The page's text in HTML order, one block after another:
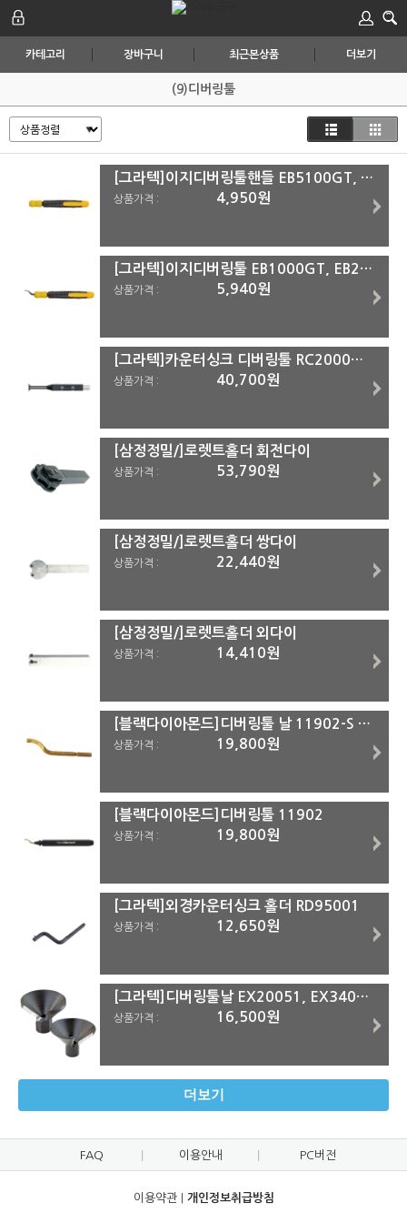
카테고리 장바구니 최근본상품 더보기
(9)디버링툴
[그라텍]이지디버링툴핸들 EB5100GT, EB5000GT EB5000GT
상품가격 : 4,950원
[그라텍]이지디버링툴 EB1000GT, EB2000GT EB1000GT
상품가격 : 5,940원
[그라텍]카운터싱크 디버링툴 RC2000GT, RC2200GT RC2200GT
상품가격 : 40,700원
[삼정정밀/]로렛트홀더 회전다이
상품가격 : 53,790원
[삼정정밀/]로렛트홀더 쌍다이
상품가격 : 22,440원
[삼정정밀/]로렛트홀더 외다이
상품가격 : 14,410원
[블랙다이아몬드]디버링툴 날 11902-S (2pcs)
상품가격 : 19,800원
[블랙다이아몬드]디버링툴 11902
상품가격 : 19,800원
[그라텍]외경카운터싱크 홀더 RD95001
상품가격 : 12,650원
[그라텍]디버링툴날 EX20051, EX34011 EX20051
상품가격 : 16,500원
더보기
FAQ 이용안내 PC버전
이용약관| 개인정보취급방침